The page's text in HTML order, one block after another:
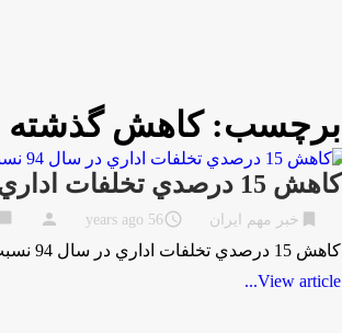
برچسب:كاهش گذشته
كاهش 15 درصدي تخلفات اداري در سال 94 نسبت به سال گذشته
خبر مهم ایران access_time
56 years ago
person
chat_bubble
كاهش 15 درصدي تخلفات اداري در سال 94 نسبت به سال گذشته به گزارش مركز اطلاع رساني و روابط عمومي …
View article...